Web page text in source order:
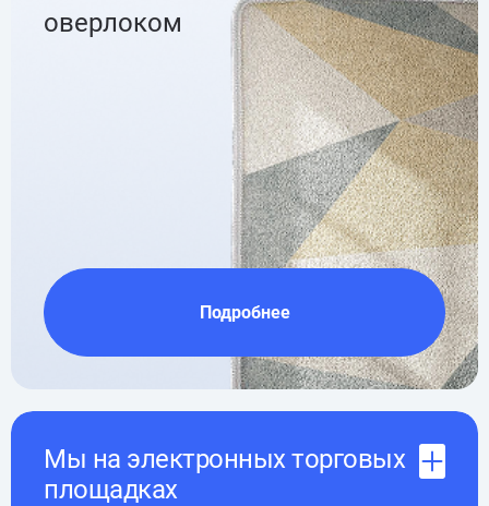
оверлоком
Подробнее
Мы на электронных торговых
площадках